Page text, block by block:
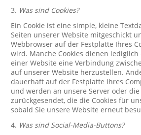
3. Was sind Cookies?
Ein Cookie ist eine simple, kleine
Seiten unserer Website mitgeschickt
Webbrowser auf der Festplatte Ihres
wird. Manche Cookies dienen lediglich
einer Website eine Verbindung
auf unserer Website herzustellen.
dauerhaft auf der Festplatte Ihres
und werden an unsere Server oder
zurückgesendet, die die Cookies für
sobald Sie unsere Website erneut
4. Was sind Social-Media-Buttons?